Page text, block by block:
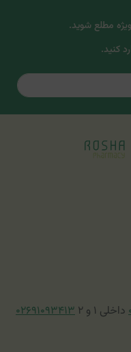
مطلع شوید.
کنید.
داخلی ۱ و ۲ ۰۲۶۹۱۰۹۳۴۱۳